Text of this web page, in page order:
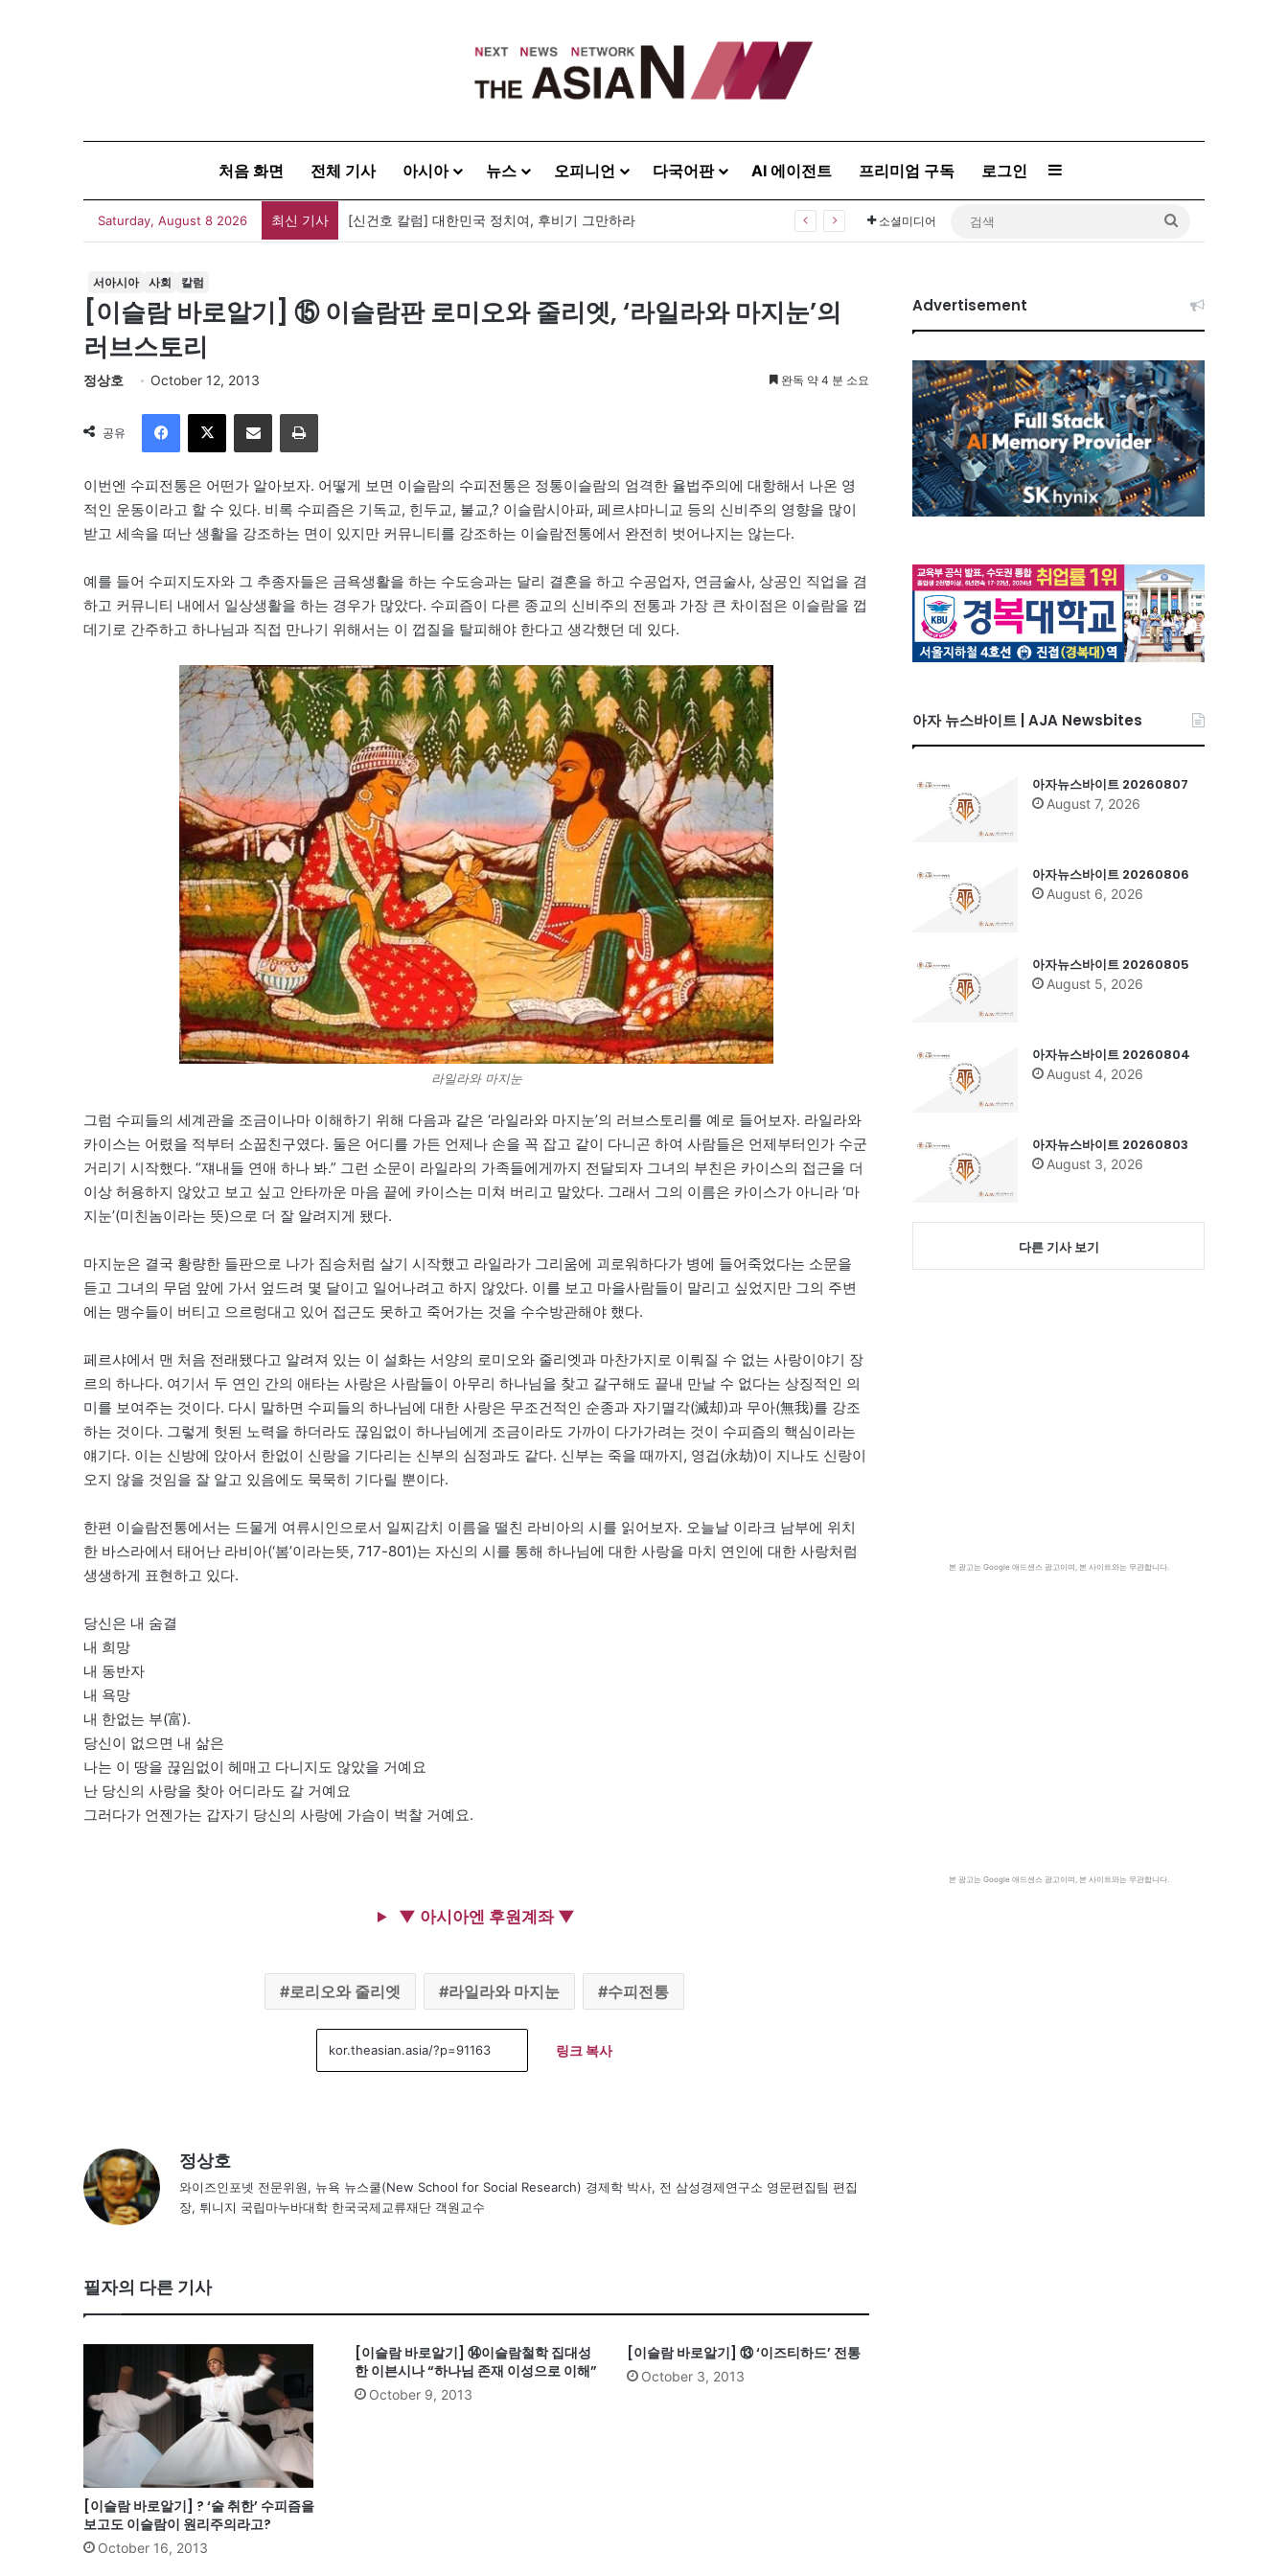
처음 화면 전체 기사 아시아 뉴스 오피니언 다국어판 AI 에이전트 프리미엄 구독 로그인 Sidebar
Saturday, August 8 2026 최신 기사 [신건호 칼럼] 대한민국 정치여, 후비기 그만하라 소셜미디어
서아시아 사회 칼럼
[이슬람 바로알기] ⑮ 이슬람판 로미오와 줄리엣, ‘라일라와 마지눈’의
러브스토리
정상호 October 12, 2013 완독 약 4 분 소요
공유
이메일
이번엔 수피전통은 어떤가 알아보자. 어떻게 보면 이슬람의 수피전통은 정통이슬람의 엄격한 율법주의에 대항해서 나온 영
적인 운동이라고 할 수 있다. 비록 수피즘은 기독교, 힌두교, 불교,? 이슬람시아파, 페르샤마니교 등의 신비주의 영향을 많이
받고 세속을 떠난 생활을 강조하는 면이 있지만 커뮤니티를 강조하는 이슬람전통에서 완전히 벗어나지는 않는다.
예를 들어 수피지도자와 그 추종자들은 금욕생활을 하는 수도승과는 달리 결혼을 하고 수공업자, 연금술사, 상공인 직업을 겸
하고 커뮤니티 내에서 일상생활을 하는 경우가 많았다. 수피즘이 다른 종교의 신비주의 전통과 가장 큰 차이점은 이슬람을 껍
데기로 간주하고 하나님과 직접 만나기 위해서는 이 껍질을 탈피해야 한다고 생각했던 데 있다.
라일라와 마지눈
그럼 수피들의 세계관을 조금이나마 이해하기 위해 다음과 같은 ‘라일라와 마지눈’의 러브스토리를 예로 들어보자. 라일라와
카이스는 어렸을 적부터 소꿉친구였다. 둘은 어디를 가든 언제나 손을 꼭 잡고 같이 다니곤 하여 사람들은 언제부터인가 수군
거리기 시작했다. “쟤내들 연애 하나 봐.” 그런 소문이 라일라의 가족들에게까지 전달되자 그녀의 부친은 카이스의 접근을 더
이상 허용하지 않았고 보고 싶고 안타까운 마음 끝에 카이스는 미쳐 버리고 말았다. 그래서 그의 이름은 카이스가 아니라 ‘마
지눈’(미친놈이라는 뜻)으로 더 잘 알려지게 됐다.
마지눈은 결국 황량한 들판으로 나가 짐승처럼 살기 시작했고 라일라가 그리움에 괴로워하다가 병에 들어죽었다는 소문을
듣고 그녀의 무덤 앞에 가서 엎드려 몇 달이고 일어나려고 하지 않았다. 이를 보고 마을사람들이 말리고 싶었지만 그의 주변
에는 맹수들이 버티고 으르렁대고 있어 접근도 못하고 죽어가는 것을 수수방관해야 했다.
페르샤에서 맨 처음 전래됐다고 알려져 있는 이 설화는 서양의 로미오와 줄리엣과 마찬가지로 이뤄질 수 없는 사랑이야기 장
르의 하나다. 여기서 두 연인 간의 애타는 사랑은 사람들이 아무리 하나님을 찾고 갈구해도 끝내 만날 수 없다는 상징적인 의
미를 보여주는 것이다. 다시 말하면 수피들의 하나님에 대한 사랑은 무조건적인 순종과 자기멸각(滅却)과 무아(無我)를 강조
하는 것이다. 그렇게 헛된 노력을 하더라도 끊임없이 하나님에게 조금이라도 가까이 다가가려는 것이 수피즘의 핵심이라는
얘기다. 이는 신방에 앉아서 한없이 신랑을 기다리는 신부의 심정과도 같다. 신부는 죽을 때까지, 영겁(永劫)이 지나도 신랑이
오지 않을 것임을 잘 알고 있음에도 묵묵히 기다릴 뿐이다.
한편 이슬람전통에서는 드물게 여류시인으로서 일찌감치 이름을 떨친 라비아의 시를 읽어보자. 오늘날 이라크 남부에 위치
한 바스라에서 태어난 라비아(‘봄’이라는뜻, 717-801)는 자신의 시를 통해 하나님에 대한 사랑을 마치 연인에 대한 사랑처럼
생생하게 표현하고 있다.
당신은 내 숨결
내 희망
내 동반자
내 욕망
내 한없는 부(富).
당신이 없으면 내 삶은
나는 이 땅을 끊임없이 헤매고 다니지도 않았을 거예요
난 당신의 사랑을 찾아 어디라도 갈 거예요
그러다가 언젠가는 갑자기 당신의 사랑에 가슴이 벅찰 거예요.
▼ 아시아엔 후원계좌 ▼
로리오와 줄리엣 라일라와 마지눈 수피전통
링크 복사
정상호
와이즈인포넷 전문위원, 뉴욕 뉴스쿨(New School for Social Research) 경제학 박사, 전 삼성경제연구소 영문편집팀 편집
장, 튀니지 국립마누바대학 한국국제교류재단 객원교수
필자의 다른 기사
[이슬람 바로알기] ? ‘술 취한’ 수피즘을
보고도 이슬람이 원리주의라고?
October 16, 2013
[이슬람 바로알기] ⑭이슬람철학 집대성
한 이븐시나 “하나님 존재 이성으로 이해”
October 9, 2013
[이슬람 바로알기] ⑬ ‘이즈티하드’ 전통
October 3, 2013
Advertisement
아자 뉴스바이트 | AJA Newsbites
아자뉴스바이트 20260807
August 7, 2026
아자뉴스바이트 20260806
August 6, 2026
아자뉴스바이트 20260805
August 5, 2026
아자뉴스바이트 20260804
August 4, 2026
아자뉴스바이트 20260803
August 3, 2026
다른 기사 보기
본 광고는 Google 애드센스 광고이며, 본 사이트와는 무관합니다.
본 광고는 Google 애드센스 광고이며, 본 사이트와는 무관합니다.